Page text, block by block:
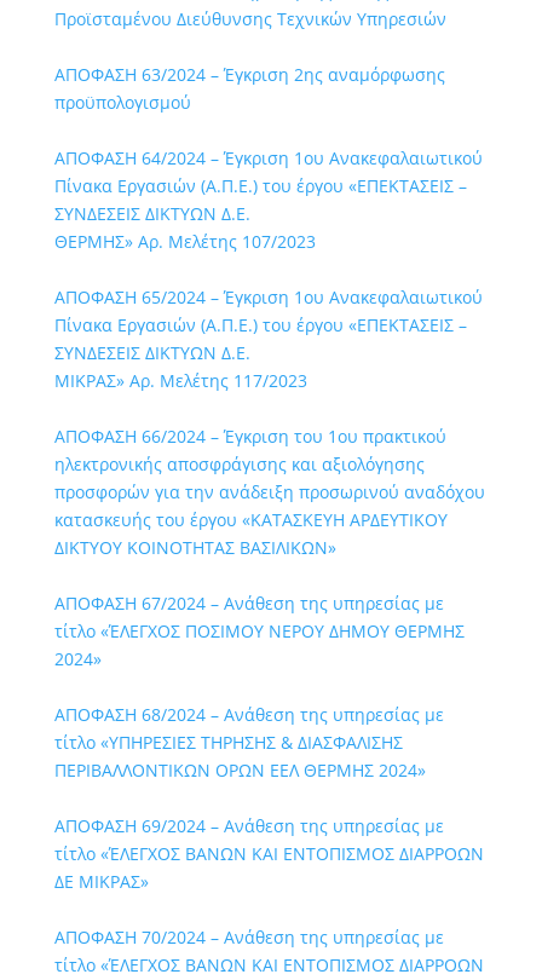
Προϊσταμένου Διεύθυνσης Τεχνικών Υπηρεσιών
ΑΠΟΦΑΣΗ 63/2024 – Έγκριση 2ης αναμόρφωσης
προϋπολογισμού
ΑΠΟΦΑΣΗ 64/2024 – Έγκριση 1ου Ανακεφαλαιωτικού
Πίνακα Εργασιών (Α.Π.Ε.) του έργου «ΕΠΕΚΤΑΣΕΙΣ –
ΣΥΝΔΕΣΕΙΣ ΔΙΚΤΥΩΝ Δ.Ε.
ΘΕΡΜΗΣ» Αρ. Μελέτης 107/2023
ΑΠΟΦΑΣΗ 65/2024 – Έγκριση 1ου Ανακεφαλαιωτικού
Πίνακα Εργασιών (Α.Π.Ε.) του έργου «ΕΠΕΚΤΑΣΕΙΣ –
ΣΥΝΔΕΣΕΙΣ ΔΙΚΤΥΩΝ Δ.Ε.
ΜΙΚΡΑΣ» Αρ. Μελέτης 117/2023
ΑΠΟΦΑΣΗ 66/2024 – Έγκριση του 1ου πρακτικού
ηλεκτρονικής αποσφράγισης και αξιολόγησης
προσφορών για την ανάδειξη προσωρινού αναδόχου
κατασκευής του έργου «ΚΑΤΑΣΚΕΥΗ ΑΡΔΕΥΤΙΚΟΥ
ΔΙΚΤΥΟΥ ΚΟΙΝΟΤΗΤΑΣ ΒΑΣΙΛΙΚΩΝ»
ΑΠΟΦΑΣΗ 67/2024 – Ανάθεση της υπηρεσίας με
τίτλο «ΈΛΕΓΧΟΣ ΠΟΣΙΜΟΥ ΝΕΡΟΥ ΔΗΜΟΥ ΘΕΡΜΗΣ
2024»
ΑΠΟΦΑΣΗ 68/2024 – Ανάθεση της υπηρεσίας με
τίτλο «ΥΠΗΡΕΣΙΕΣ ΤΗΡΗΣΗΣ & ΔΙΑΣΦΑΛΙΣΗΣ
ΠΕΡΙΒΑΛΛΟΝΤΙΚΩΝ ΟΡΩΝ ΕΕΛ ΘΕΡΜΗΣ 2024»
ΑΠΟΦΑΣΗ 69/2024 – Ανάθεση της υπηρεσίας με
τίτλο «ΈΛΕΓΧΟΣ ΒΑΝΩΝ ΚΑΙ ΕΝΤΟΠΙΣΜΟΣ ΔΙΑΡΡΟΩΝ
ΔΕ ΜΙΚΡΑΣ»
ΑΠΟΦΑΣΗ 70/2024 – Ανάθεση της υπηρεσίας με
τίτλο «ΈΛΕΓΧΟΣ ΒΑΝΩΝ ΚΑΙ ΕΝΤΟΠΙΣΜΟΣ ΔΙΑΡΡΟΩΝ